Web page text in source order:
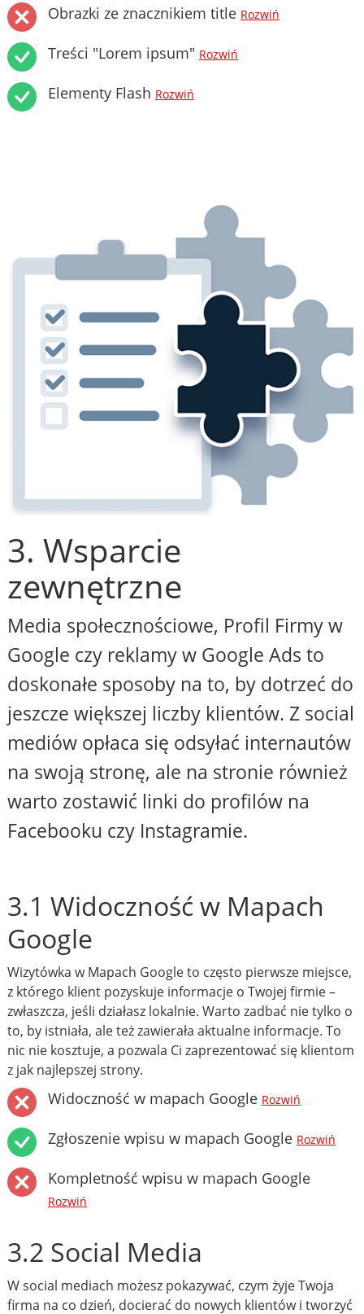
Obrazki ze znacznikiem title Rozwiń
Treści "Lorem ipsum" Rozwiń
Elementy Flash Rozwiń
3. Wsparcie
zewnętrzne
Media społecznościowe, Profil Firmy w
Google czy reklamy w Google Ads to
doskonałe sposoby na to, by dotrzeć do
jeszcze większej liczby klientów. Z social
mediów opłaca się odsyłać internautów
na swoją stronę, ale na stronie również
warto zostawić linki do profilów na
Facebooku czy Instagramie.
3.1 Widoczność w Mapach
Google
Wizytówka w Mapach Google to często pierwsze miejsce,
z którego klient pozyskuje informacje o Twojej firmie –
zwłaszcza, jeśli działasz lokalnie. Warto zadbać nie tylko o
to, by istniała, ale też zawierała aktualne informacje. To
nic nie kosztuje, a pozwala Ci zaprezentować się klientom
z jak najlepszej strony.
Widoczność w mapach Google Rozwiń
Zgłoszenie wpisu w mapach Google Rozwiń
Kompletność wpisu w mapach Google
Rozwiń
3.2 Social Media
W social mediach możesz pokazywać, czym żyje Twoja
firma na co dzień, docierać do nowych klientów i tworzyć